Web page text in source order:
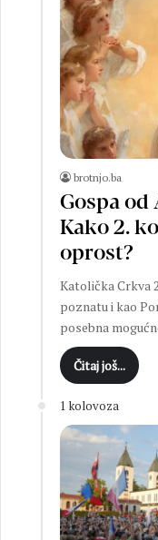
brotnjo.ba
Gospa
Kako 2.
oprost?
Katolička Crkva
poznatu i kao
posebna
Čitaj još...
1 kolovoza